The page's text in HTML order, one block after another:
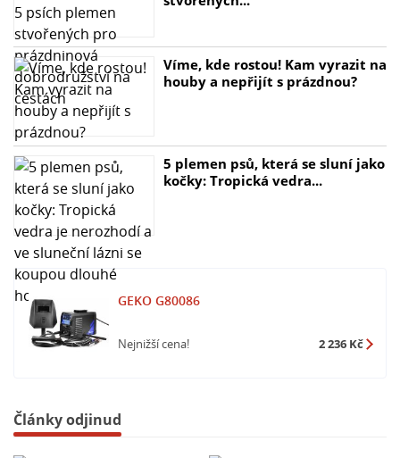
- Chlazení: ventilátorové
- Třída ochrany: IP21S
- Třída izolace: H
Víme, kde rostou! Kam vyrazit na
houby a nepřijít s prázdnou?
5 plemen psů, která se sluní jako
kočky: Tropická vedra...
GEKO G80086
Nejnižší cena! 2 236 Kč
Články odjinud